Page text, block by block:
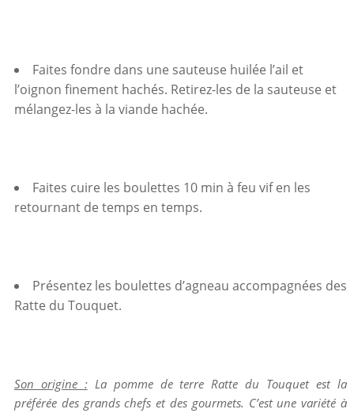
Faites fondre dans une sauteuse huilée l’ail et
l’oignon finement hachés. Retirez-les de la sauteuse et
mélangez-les à la viande hachée.
Faites cuire les boulettes 10 min à feu vif en les
retournant de temps en temps.
Présentez les boulettes d’agneau accompagnées des
Ratte du Touquet.
Son origine :La pomme de terre Ratte du Touquet est la
préférée des grands chefs et des gourmets. C’est une variété à